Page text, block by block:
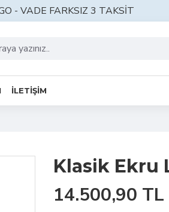
- VADE FARKSIZ 3 TAKSİT
İLETİŞİM
Klasik Ekru
14.500,90 TL